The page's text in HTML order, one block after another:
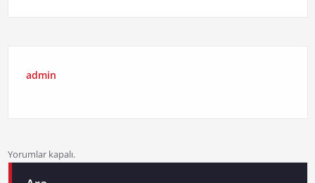
admin
Yorumlar kapalı.